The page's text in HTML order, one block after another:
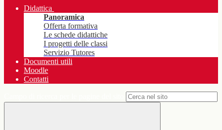
Didattica
Panoramica
Offerta formativa
Le schede didattiche
I progetti delle classi
Servizio Tutores
Documenti utili
Moodle
Contatti